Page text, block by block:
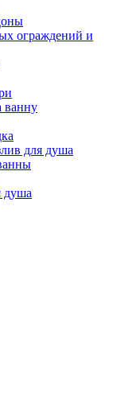
ограждений и
ванну
для душа
душа